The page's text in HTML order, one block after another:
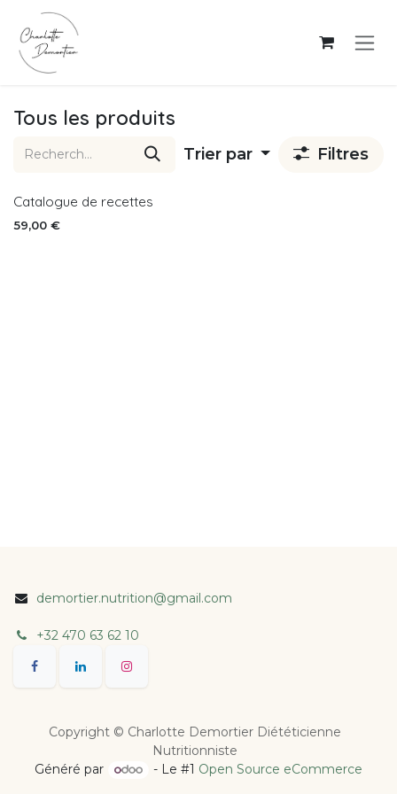
Tous les produits
Trier par Filtres
Catalogue de recettes
59,00 €
demortier.nutrition@gmail.com
+32 470 63 62 10
Copyright © Charlotte Demortier Diététicienne
Nutritionniste
Généré par
- Le #1 Open Source eCommerce